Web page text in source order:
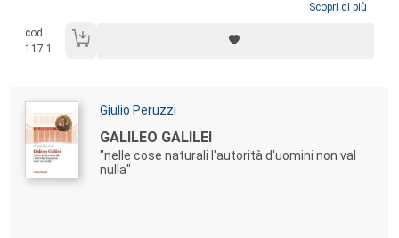
Scopri di più
cod.
117.1
Autori:
Giulio Peruzzi
Titolo:
GALILEO GALILEI
"nelle cose naturali l'autorità d'uomini non val
nulla"